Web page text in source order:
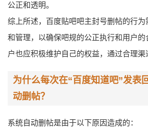
公正和透明。
综上所述，百度贴吧吧主封号删帖的行
和管理，以确保吧规的公正执行和用户的
户也应积极维护自己的权益，通过合理渠
为什么每次在“百度知道吧”发表
动删帖？
系统自动删帖是由于以下原因造成的：